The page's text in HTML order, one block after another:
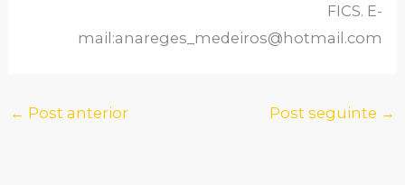
FICS. E-
mail:anareges_medeiros@hotmail.com
← Post anterior Post seguinte →